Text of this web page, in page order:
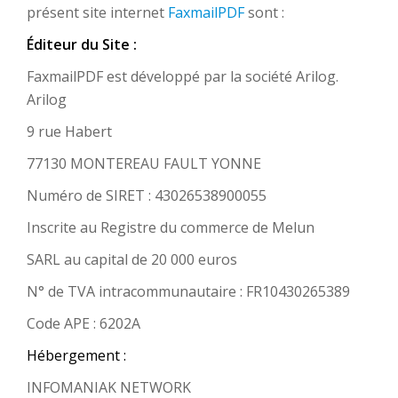
présent site internet FaxmailPDFsont :
Éditeur du Site :
FaxmailPDF est développé par la société Arilog.
Arilog
9 rue Habert
77130 MONTEREAU FAULT YONNE
Numéro de SIRET : 43026538900055
Inscrite au Registre du commerce de Melun
SARL au capital de 20 000 euros
N° de TVA intracommunautaire : FR10430265389
Code APE : 6202A
Hébergement :
INFOMANIAK NETWORK